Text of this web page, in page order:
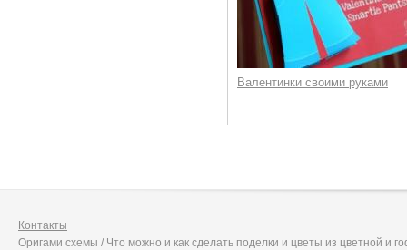
Валентинки своими руками
Контакты
Оригами схемы / Что можно и как сделать поделки и цветы из цветной и